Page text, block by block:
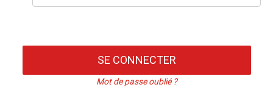
SE CONNECTER
Mot de passe oublié ?